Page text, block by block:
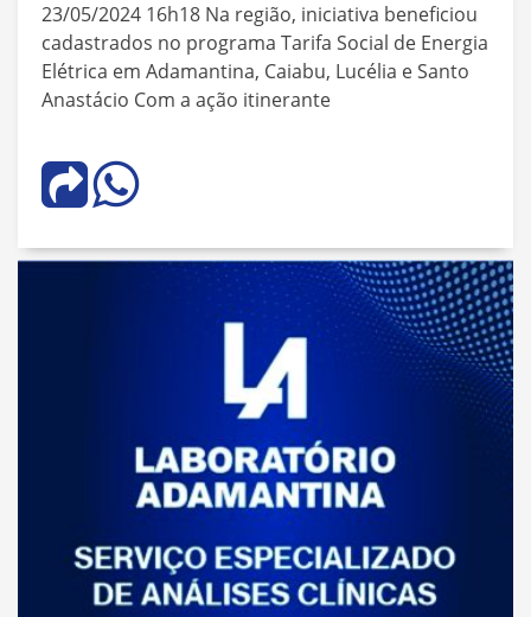
23/05/2024 16h18 Na região, iniciativa beneficiou
cadastrados no programa Tarifa Social de Energia
Elétrica em Adamantina, Caiabu, Lucélia e Santo
Anastácio Com a ação itinerante